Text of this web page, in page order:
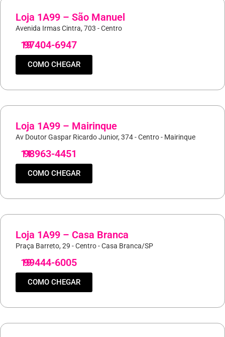
Loja 1A99 – São Manuel
Avenida Irmas Cintra, 703 - Centro
19
97404-6947
COMO CHEGAR
Loja 1A99 – Mairinque
Av Doutor Gaspar Ricardo Junior, 374 - Centro - Mairinque
11
98963-4451
COMO CHEGAR
Loja 1A99 – Casa Branca
Praça Barreto, 29 - Centro - Casa Branca/SP
19
99444-6005
COMO CHEGAR